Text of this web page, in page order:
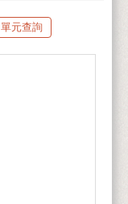
單元查詢